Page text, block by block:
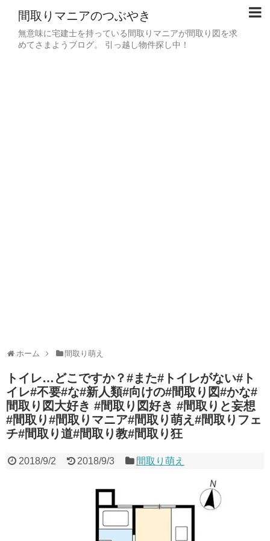
間取りマニアのつぶやき
無意味に宅建士を持っている間取りマニアが間取り図を求
めてさまようブログ。 引っ越し物件探し中！
ホーム 間取り萌え
トイレ…どこですか？#また#トイレがない#ト
イレ#不要#な#新人類#向けの#間取り図#かな#
間取り図大好き #間取り図好き #間取りと妄想
#間取り#間取りマニア#間取り萌え#間取りフェ
チ#間取り道#間取り教#間取り狂
2018/9/2 2018/9/3 間取り萌え